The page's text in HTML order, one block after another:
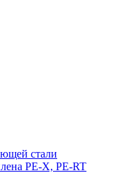
стали
PE-X, PE-RT